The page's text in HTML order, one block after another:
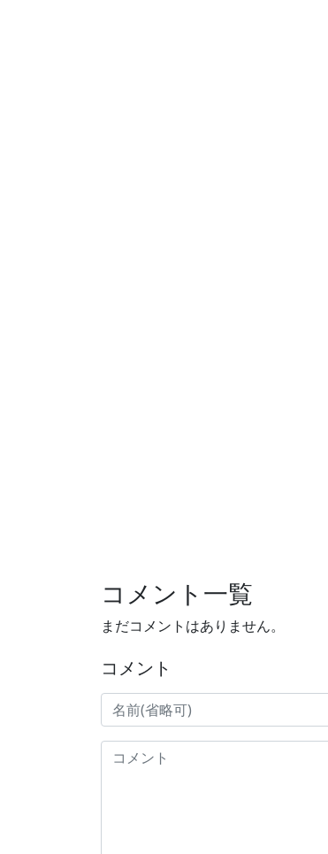
コメント一覧
まだコメントはありません。
コメント